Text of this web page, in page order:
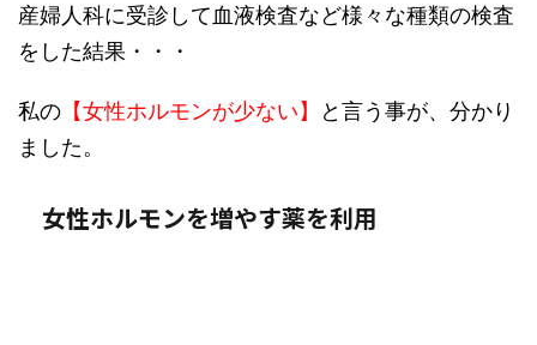
産婦人科に受診して血液検査など様々な種類の検査
をした結果・・・
私の 【女性ホルモンが少ない】
と言う事が、分かり
ました。
女性ホルモンを増やす薬を利用